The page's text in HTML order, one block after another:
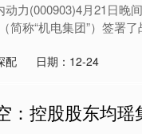
力(000903)4月21日晚
简称“机电集团”）签署
配 日期：12-24
：控股股东均